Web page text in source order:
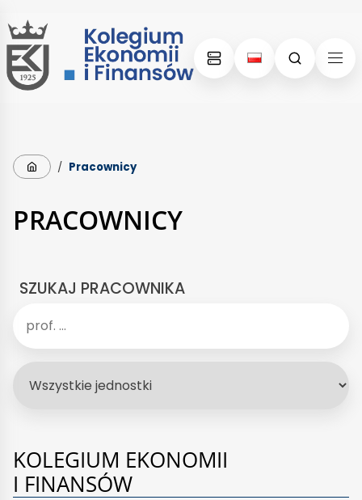
Skip
to
content
Skip
to
menu
Strona główna
/ Pracownicy
PRACOWNICY
SZUKAJ PRACOWNIKA
KOLEGIUM EKONOMII
I FINANSÓW